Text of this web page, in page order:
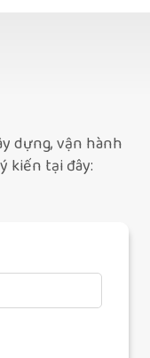
dựng, vận hành
kiến tại đây: